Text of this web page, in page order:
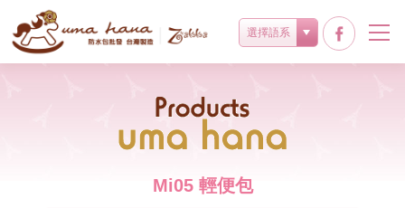
選擇語系
Products
Mi05 輕便包